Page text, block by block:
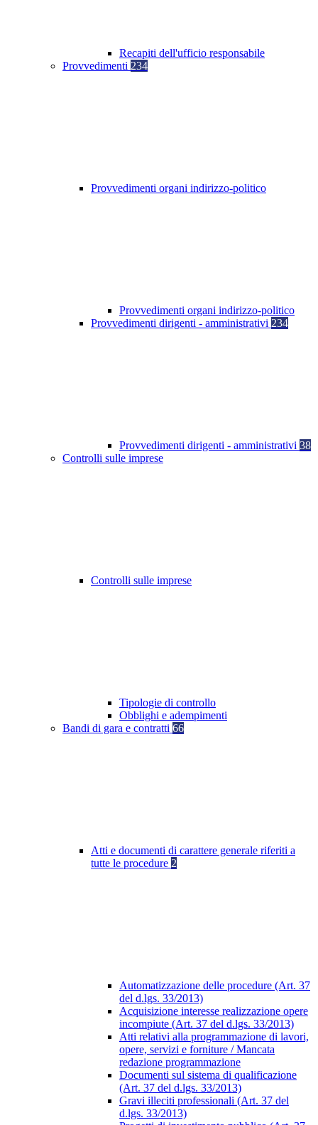
Recapiti dell'ufficio responsabile
Provvedimenti 234
Provvedimenti organi indirizzo-politico
Provvedimenti organi indirizzo-politico
Provvedimenti dirigenti - amministrativi 234
Provvedimenti dirigenti - amministrativi 38
Controlli sulle imprese
Controlli sulle imprese
Tipologie di controllo
Obblighi e adempimenti
Bandi di gara e contratti 66
Atti e documenti di carattere generale riferiti a
tutte le procedure 2
Automatizzazione delle procedure (Art. 37
del d.lgs. 33/2013)
Acquisizione interesse realizzazione opere
incompiute (Art. 37 del d.lgs. 33/2013)
Atti relativi alla programmazione di lavori,
opere, servizi e forniture / Mancata
redazione programmazione
Documenti sul sistema di qualificazione
(Art. 37 del d.lgs. 33/2013)
Gravi illeciti professionali (Art. 37 del
d.lgs. 33/2013)